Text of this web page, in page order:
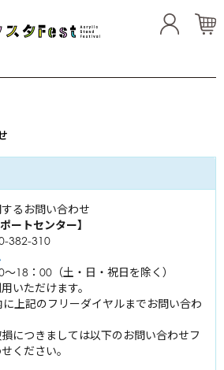
佐藤アツヒロ
三宅健
生田斗真
内博貴
るお問い合わせ
ートセンター】
382-310
18：00（土・日・祝日を除く）
いただけます。
上記のフリーダイヤルまでお問い合わ
につきましては以下のお問い合わせフ
ください。